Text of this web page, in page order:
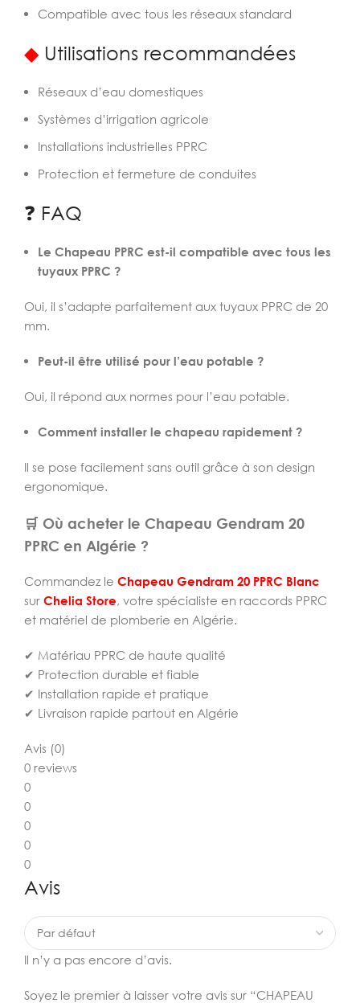
Compatible avec tous les réseaux standard
◆Utilisations recommandées
Réseaux d’eau domestiques
Systèmes d’irrigation agricole
Installations industrielles PPRC
Protection et fermeture de conduites
❓ FAQ
Le Chapeau PPRC est-il compatible avec tous les
tuyaux PPRC ?
Oui, il s’adapte parfaitement aux tuyaux PPRC de 20
mm.
Peut-il être utilisé pour l’eau potable ?
Oui, il répond aux normes pour l’eau potable.
Comment installer le chapeau rapidement ?
Il se pose facilement sans outil grâce à son design
ergonomique.
🛒 Où acheter le Chapeau Gendram 20
PPRC en Algérie ?
Commandez le Chapeau Gendram 20 PPRC Blanc
sur Chelia Store , votre spécialiste en raccords PPRC
et matériel de plomberie en Algérie.
✔ Matériau PPRC de haute qualité
✔ Protection durable et fiable
✔ Installation rapide et pratique
✔ Livraison rapide partout en Algérie
Avis (0)
0 reviews
0
0
0
0
0
Avis
Il n’y a pas encore d’avis.
Soyez le premier à laisser votre avis sur “CHAPEAU